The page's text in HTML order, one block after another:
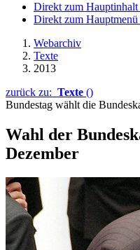
Direkt zum Hauptinhalt
Direkt zum Hauptmenü
Webarchiv
Texte
2013
zurück zu: Texte ()
Bundestag wählt die
Wahl der
Dezember